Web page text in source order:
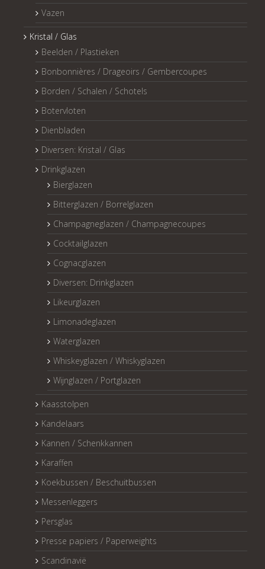
Vazen
Kristal / Glas
Beelden / Plastieken
Bonbonnières / Drageoirs / Gembercoupes
Borden / Schalen / Schotels
Botervloten
Dienbladen
Diversen: Kristal / Glas
Drinkglazen
Bierglazen
Bitterglazen / Borrelglazen
Champagneglazen / Champagnecoupes
Cocktailglazen
Cognacglazen
Diversen: Drinkglazen
Likeurglazen
Limonadeglazen
Waterglazen
Whiskeyglazen / Whiskyglazen
Wijnglazen / Portglazen
Kaasstolpen
Kandelaars
Kannen / Schenkkannen
Karaffen
Koekbussen / Beschuitbussen
Messenleggers
Persglas
Presse papiers / Paperweights
Scandinavië